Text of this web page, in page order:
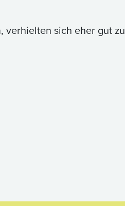
verhielten sich eher gut zu